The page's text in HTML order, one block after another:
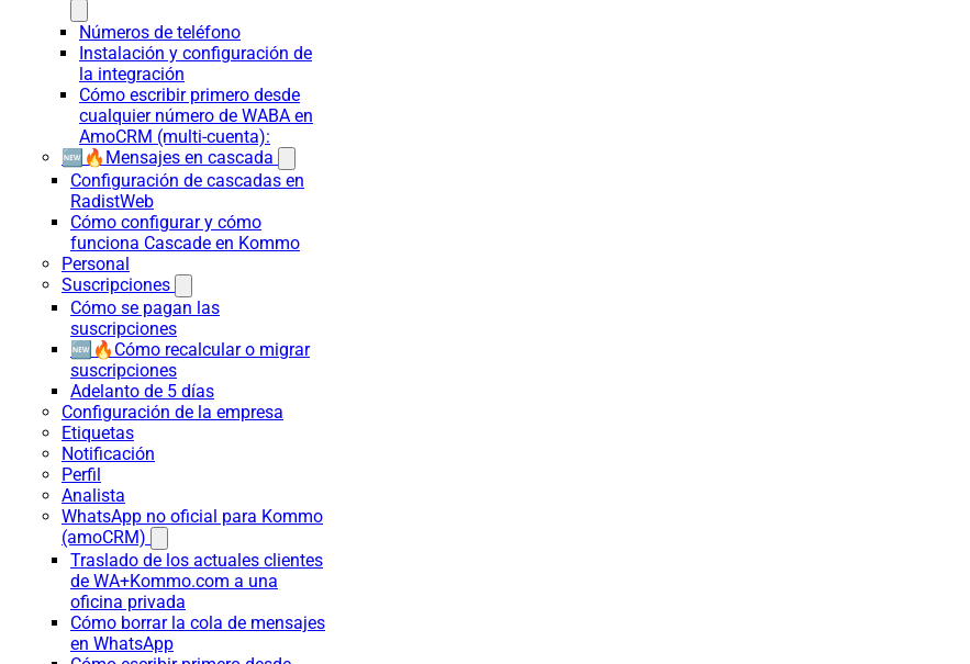
Números de teléfono
Instalación y configuración de
la integración
Cómo escribir primero desde
cualquier número de WABA en
AmoCRM (multi-cuenta):
🆕🔥Mensajes en cascada
Configuración de cascadas en
RadistWeb
Cómo configurar y cómo
funciona Cascade en Kommo
Personal
Suscripciones
Cómo se pagan las
suscripciones
🆕🔥Cómo recalcular o migrar
suscripciones
Adelanto de 5 días
Configuración de la empresa
Etiquetas
Notificación
Perfil
Analista
WhatsApp no oficial para Kommo
(amoCRM)
Traslado de los actuales clientes
de WA+Kommo.com a una
oficina privada
Cómo borrar la cola de mensajes
en WhatsApp